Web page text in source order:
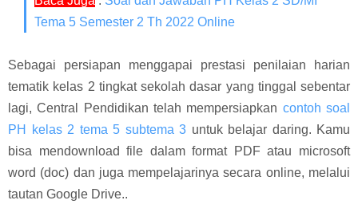
Tema 5 Semester 2 Th 2022 Online
Sebagai persiapan menggapai prestasi penilaian harian
tematik kelas 2 tingkat sekolah dasar yang tinggal sebentar
lagi, Central Pendidikan telah mempersiapkan contoh soal
PH kelas 2 tema 5 subtema 3 untuk belajar daring. Kamu
bisa mendownload file dalam format PDF atau microsoft
word (doc) dan juga mempelajarinya secara online, melalui
tautan Google Drive..